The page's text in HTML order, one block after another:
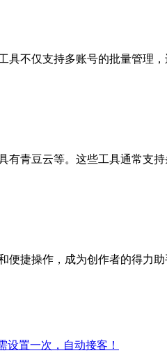
不仅支持多账号的批量管理
青豆云等。这些工具通常支
捷操作，成为创作者的得力助
设置一次，自动接客！